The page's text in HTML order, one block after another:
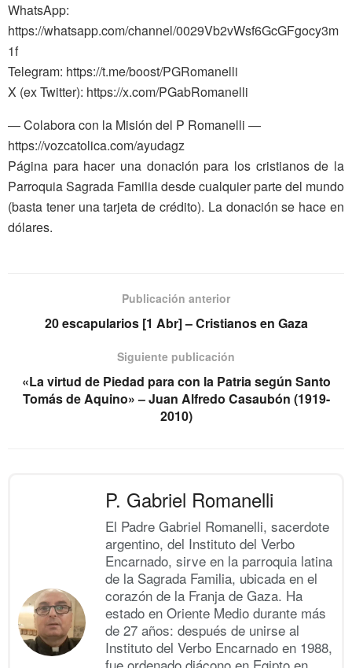
WhatsApp:
https://whatsapp.com/channel/0029Vb2vWsf6GcGFgocy3m
1f
Telegram: https://t.me/boost/PGRomanelli
X (ex Twitter): https://x.com/PGabRomanelli
— Colabora con la Misión del P Romanelli —
https://vozcatolica.com/ayudagz
Página para hacer una donación para los cristianos de la
Parroquia Sagrada Familia desde cualquier parte del mundo
(basta tener una tarjeta de crédito). La donación se hace en
dólares.
Publicación anterior
20 escapularios [1 Abr] – Cristianos en Gaza
Siguiente publicación
«La virtud de Piedad para con la Patria según Santo
Tomás de Aquino» – Juan Alfredo Casaubón (1919-
2010)
P. Gabriel Romanelli
El Padre Gabriel Romanelli, sacerdote
argentino, del Instituto del Verbo
Encarnado, sirve en la parroquia latina
de la Sagrada Familia, ubicada en el
corazón de la Franja de Gaza. Ha
estado en Oriente Medio durante más
de 27 años: después de unirse al
Instituto del Verbo Encarnado en 1988,